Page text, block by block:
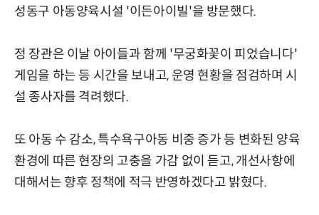
성동구 아동양육시설 '이든아이빌'을 방문했다.
정 장관은 이날 아이들과 함께 '무궁화꽃이 피었습니다'
게임을 하는 등 시간을 보내고, 운영 현황을 점검하며 시
설 종사자를 격려했다.
또 아동 수 감소, 특수욕구아동 비중 증가 등 변화된 양육
환경에 따른 현장의 고충을 가감 없이 듣고, 개선사항에
대해서는 향후 정책에 적극 반영하겠다고 밝혔다.